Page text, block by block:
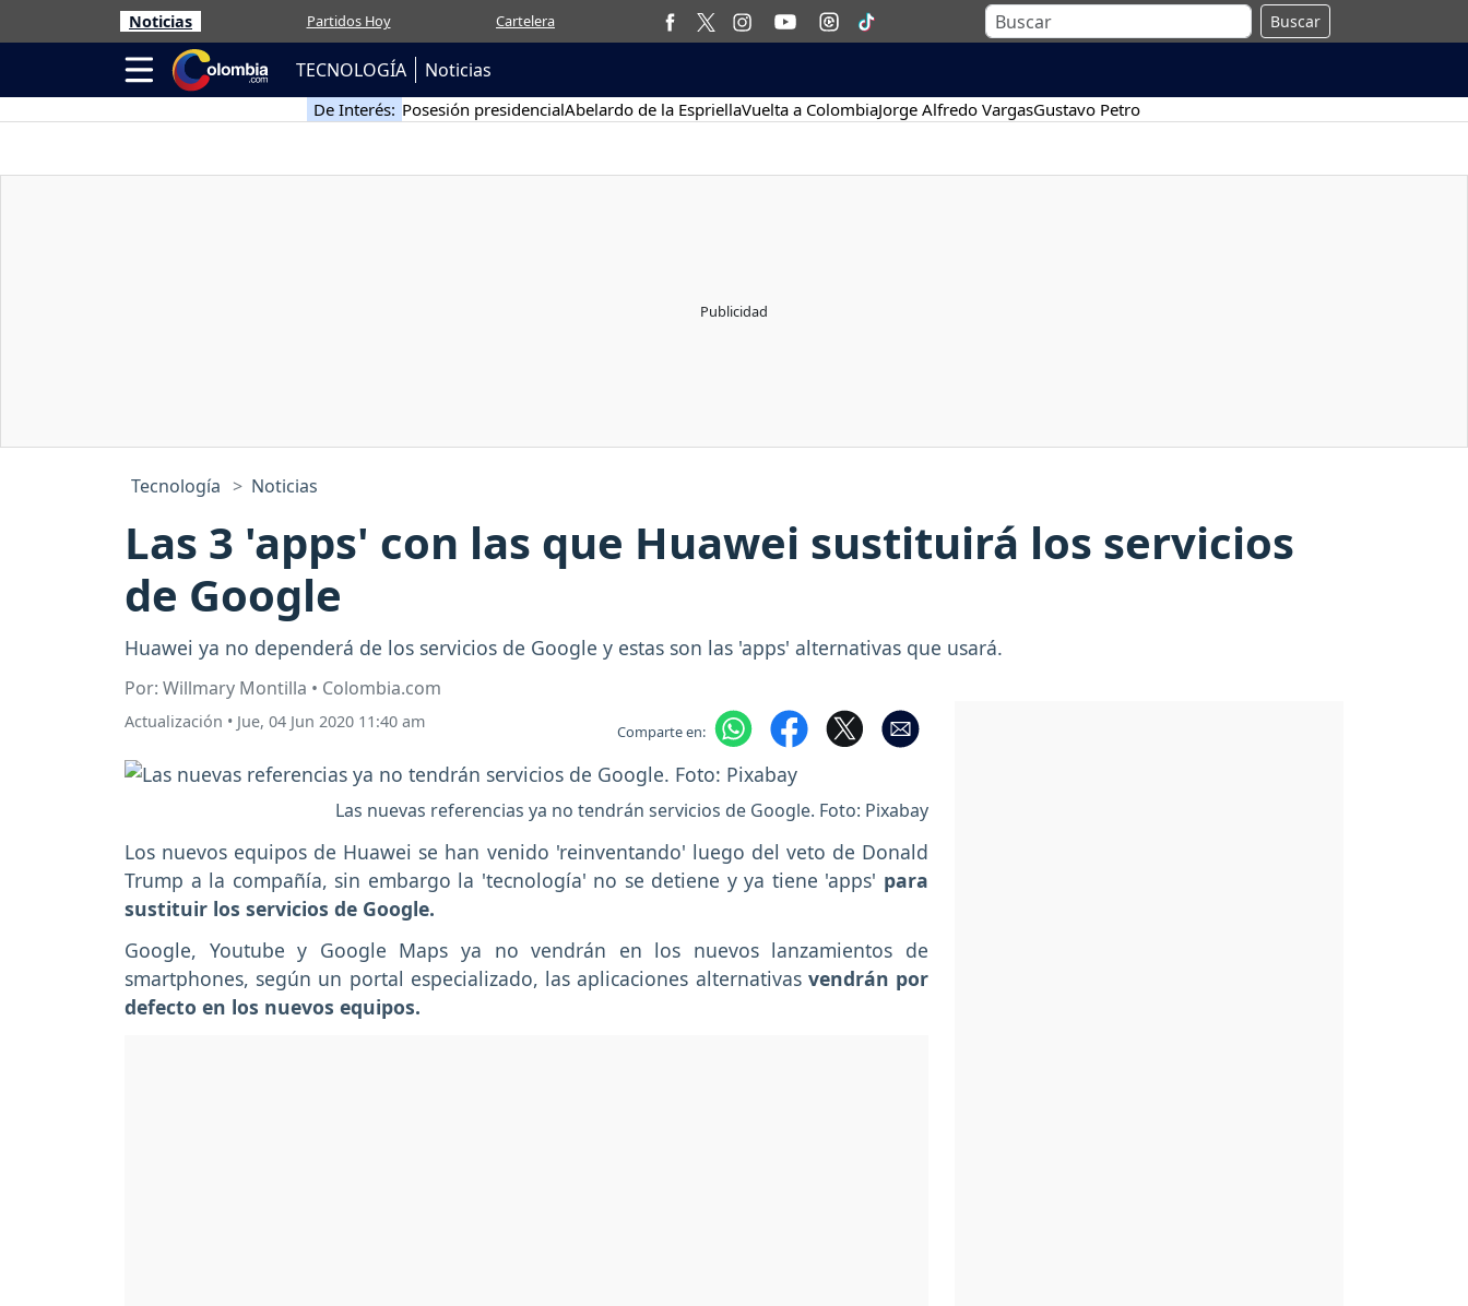
Noticias Partidos Hoy Cartelera Buscar
TECNOLOGÍA Noticias
De Interés: Posesión presidencialAbelardo de la EspriellaVuelta a ColombiaJorge Alfredo VargasGustavo Petro
Tecnología Noticias
Las 3 'apps' con las que Huawei sustituirá los servicios
de Google
Huawei ya no dependerá de los servicios de Google y estas son las 'apps' alternativas que usará.
Por: Willmary Montilla • Colombia.com
Actualización • Jue, 04 Jun 2020 11:40 am Comparte en:
Las nuevas referencias ya no tendrán servicios de Google. Foto: Pixabay
Los nuevos equipos de Huawei se han venido 'reinventando' luego del veto de Donald
Trump a la compañía, sin embargo la 'tecnología' no se detiene y ya tiene 'apps' para
sustituir los servicios de Google.
Google, Youtube y Google Maps ya no vendrán en los nuevos lanzamientos de
smartphones, según un portal especializado, las aplicaciones alternativasvendrán por
defecto en los nuevos equipos.